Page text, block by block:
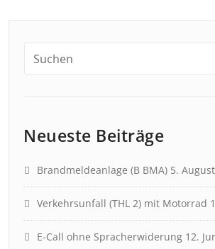
Neueste Beiträge
Brandmeldeanlage (B BMA) 5.
Verkehrsunfall (THL 2) mit Motorrad
E-Call ohne Spracherwiderung 12.